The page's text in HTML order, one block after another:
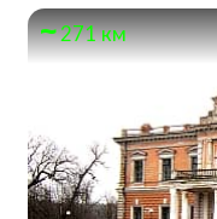
271 км